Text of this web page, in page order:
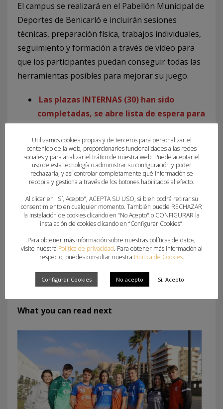
El campus se realizará en el Pabellón Municipal de
Deportes de Benicarló e incluirán sesiones
técnicas, preparación física, trabajos individuales,
seguimiento y formación a través de vídeo para
que los participantes puedan conseguir todas las
herramientas posibles para mejorar su juego.
Las plazas INTERNAS (30) han sido
completadas, se abre lista de espera para
FORMULARIO INSCRIPCIÓN
Para cualquier consulta pueden llamar al teléfono:
96 384 45 37, de lunes de viernes, de 09:00 a 14:00
horas.
What you can read next
Utilizamos cookies propias y de terceros para personalizar el
contenido de la web, proporcionarles funcionalidades a las redes
sociales y para analizar el tráfico de nuestra web. Puede aceptar el
uso de esta tecnología o administrar su configuración y poder
rechazarla, y así controlar completamente qué información se
recopila y gestiona a través de los botones habilitados al efecto.
Al clicar en "Sí, Acepto", ACEPTA SU USO, si bien podrá retirar su
consentimiento en cualquier momento. También puede RECHAZAR
la instalación de cookies clicando en “No Acepto" o CONFIGURAR la
instalación de cookies clicando en “Configurar Cookies”.
Para obtener más información sobre nuestras políticas de datos,
visite nuestra Política de privacidad. Para obtener más información al
respecto, puedes consultar nuestra Política de Cookies.
Configurar Cookies No acepto Sí, Acepto